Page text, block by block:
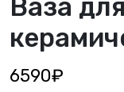
Ваза
6590₽